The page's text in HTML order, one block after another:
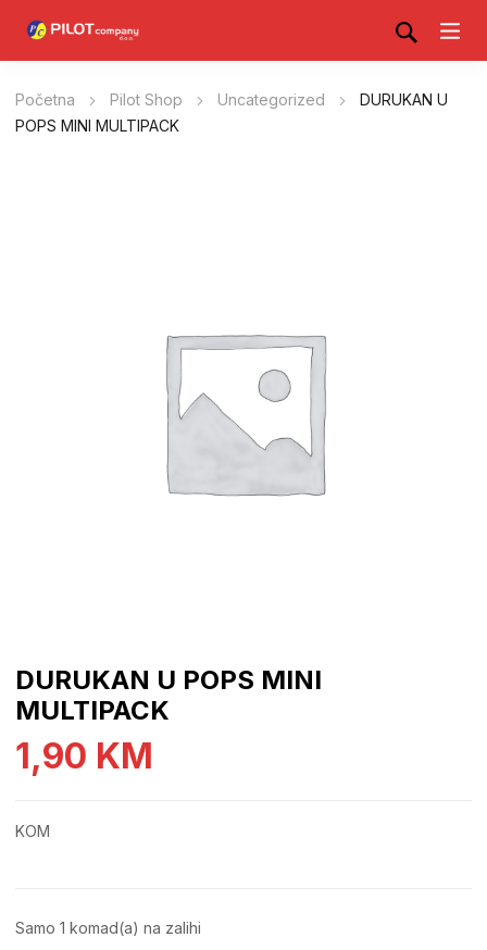
Početna Pilot Shop Uncategorized
DURUKAN U
POPS MINI MULTIPACK
DURUKAN U POPS MINI
MULTIPACK
1,90 KM
KOM
Samo 1 komad(a) na zalihi